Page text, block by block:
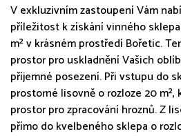
V exkluzivním zastoupení Vám
příležitost k získání vinného
m² v krásném prostředí Bořetic.
prostor pro uskladnění Vašich
příjemné posezení. Při vstupu do
prostorné lisovně o rozloze 20
prostor pro zpracování hroznů. Z
přímo do kvelbeného sklepa o